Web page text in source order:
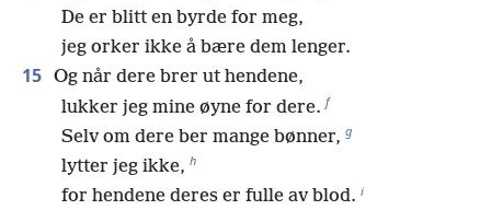
De er blitt en byrde for meg,
jeg orker ikke å bære dem lenger.
15 Og når dere brer ut hendene,
lukker jeg mine øyne for dere. f
Selv om dere ber mange bønner, g
lytter jeg ikke, h
for hendene deres er fulle av blod. i